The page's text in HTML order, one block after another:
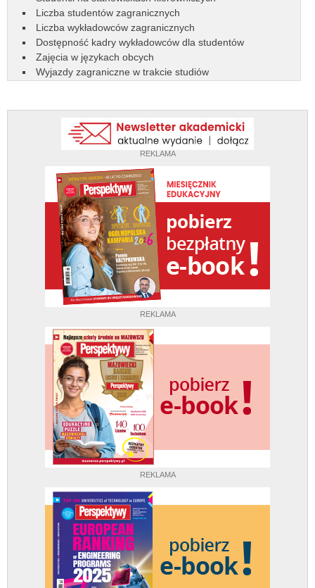
REKLAMA
REKLAMA
REKLAMA
Liczba studentów zagranicznych
Liczba wykładowców zagranicznych
Dostępność kadry wykładowców dla studentów
Zajęcia w językach obcych
Wyjazdy zagraniczne w trakcie studiów